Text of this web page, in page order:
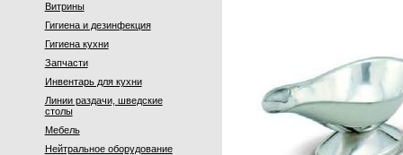
Витрины
Гигиена и дезинфекция
Гигиена кухни
Запчасти
Инвентарь для кухни
Линии раздачи, шведские
столы
Мебель
Нейтральное оборудование